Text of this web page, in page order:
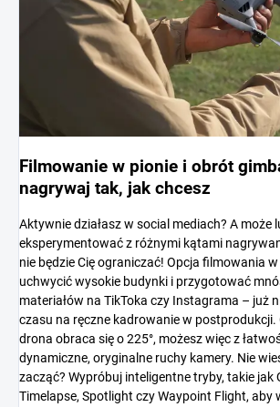
Filmowanie w pionie i obrót
nagrywaj tak, jak chcesz
Aktywnie działasz w social mediach? A może
eksperymentować z różnymi kątami
nie będzie Cię ograniczać! Opcja filmowania
uchwycić wysokie budynki i przygotować
materiałów na TikToka czy Instagrama – już
czasu na ręczne kadrowanie w postprodukcji.
drona obraca się o 225°, możesz więc z
dynamiczne, oryginalne ruchy kamery. Nie
zacząć? Wypróbuj inteligentne tryby, takie jak
Timelapse, Spotlight czy Waypoint Flight, aby